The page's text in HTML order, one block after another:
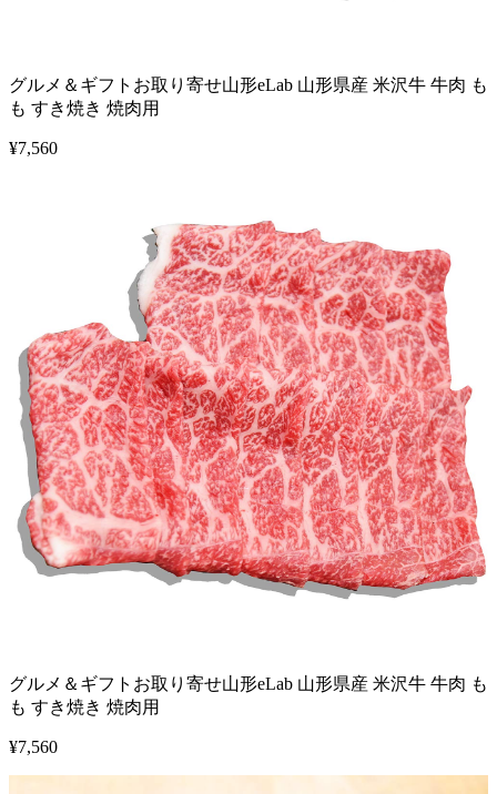
グルメ＆ギフトお取り寄せ山形eLab 山形県産 米沢牛 牛肉 も
も すき焼き 焼肉用
¥7,560
グルメ＆ギフトお取り寄せ山形eLab 山形県産 米沢牛 牛肉 も
も すき焼き 焼肉用
¥7,560